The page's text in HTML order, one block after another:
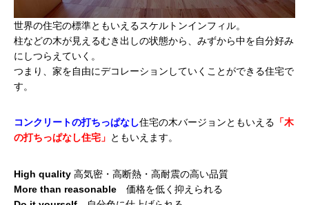
世界の住宅の標準ともいえるスケルトンインフィル。
柱などの木が見えるむき出しの状態から、みずから中を自分好み
にしつらえていく。
つまり、家を自由にデコレーションしていくことができる住宅で
す。
コンクリートの打ちっぱなし住宅の木バージョンともいえる 「木
の打ちっぱなし住宅」 ともいえます。
High quality 高気密・高断熱・高耐震の高い品質
More than reasonable 価格を低く抑えられる